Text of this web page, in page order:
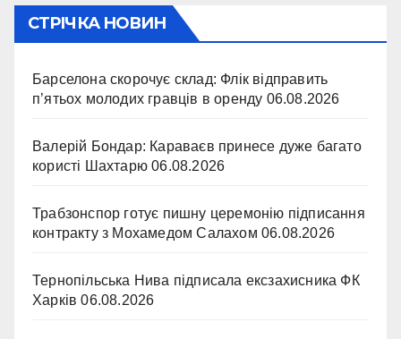
СТРІЧКА НОВИН
Барселона скорочує склад: Флік відправить
п’ятьох молодих гравців в оренду 06.08.2026
Валерій Бондар: Караваєв принесе дуже багато
користі Шахтарю 06.08.2026
Трабзонспор готує пишну церемонію підписання
контракту з Мохамедом Салахом 06.08.2026
Тернопільська Нива підписала ексзахисника ФК
Харків 06.08.2026